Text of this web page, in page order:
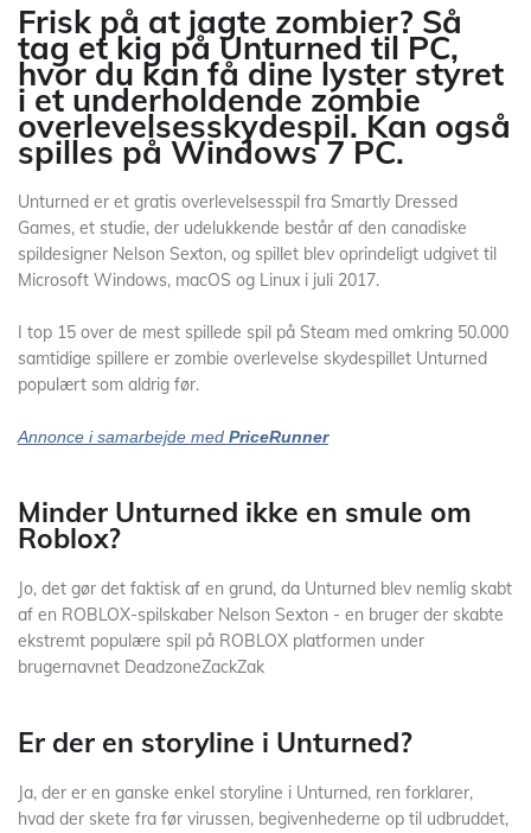
Frisk på at jagte zombier? Så
tag et kig på Unturned til PC,
hvor du kan få dine lyster styret
i et underholdende zombie
overlevelsesskydespil. Kan også
spilles på Windows 7 PC.
Unturned er et gratis overlevelsesspil fra Smartly Dressed
Games, et studie, der udelukkende består af den canadiske
spildesigner Nelson Sexton, og spillet blev oprindeligt udgivet til
Microsoft Windows, macOS og Linux i juli 2017.
I top 15 over de mest spillede spil på Steam med omkring 50.000
samtidige spillere er zombie overlevelse skydespillet Unturned
populært som aldrig før.
Annonce i samarbejde med PriceRunner
Minder Unturned ikke en smule om
Roblox?
Jo, det gør det faktisk af en grund, da Unturned blev nemlig skabt
af en ROBLOX-spilskaber Nelson Sexton - en bruger der skabte
ekstremt populære spil på ROBLOX platformen under
brugernavnet DeadzoneZackZak
Er der en storyline i Unturned?
Ja, der er en ganske enkel storyline i Unturned, ren forklarer,
hvad der skete fra før virussen, begivenhederne op til udbruddet,